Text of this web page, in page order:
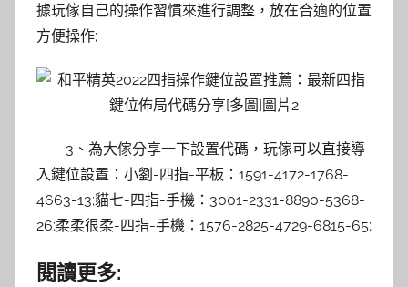
據玩傢自己的操作習慣來進行調整，放在合適的位置
方便操作;
3、為大傢分享一下設置代碼，玩傢可以直接導
入鍵位設置：小劉-四指-平板：1591-4172-1768-
4663-13;貓七-四指-手機：3001-2331-8890-5368-
26;柔柔很柔-四指-手機：1576-2825-4729-6815-65;
閱讀更多: